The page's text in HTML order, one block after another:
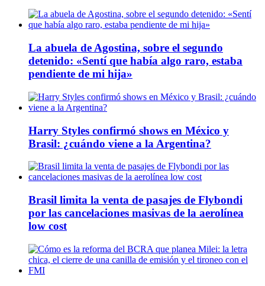
La abuela de Agostina, sobre el segundo
detenido: «Sentí que había algo raro, estaba
pendiente de mi hija»
Harry Styles confirmó shows en México y
Brasil: ¿cuándo viene a la Argentina?
Brasil limita la venta de pasajes de Flybondi
por las cancelaciones masivas de la aerolínea
low cost